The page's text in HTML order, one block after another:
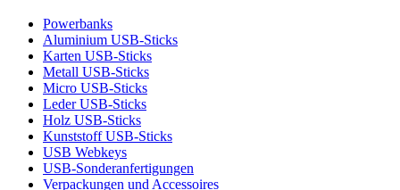
Powerbanks
Aluminium USB-Sticks
Karten USB-Sticks
Metall USB-Sticks
Micro USB-Sticks
Leder USB-Sticks
Holz USB-Sticks
Kunststoff USB-Sticks
USB Webkeys
USB-Sonderanfertigungen
Verpackungen und Accessoires